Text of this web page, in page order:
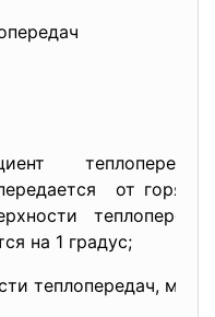
от
на 1 градус;
теплопередач, м2;